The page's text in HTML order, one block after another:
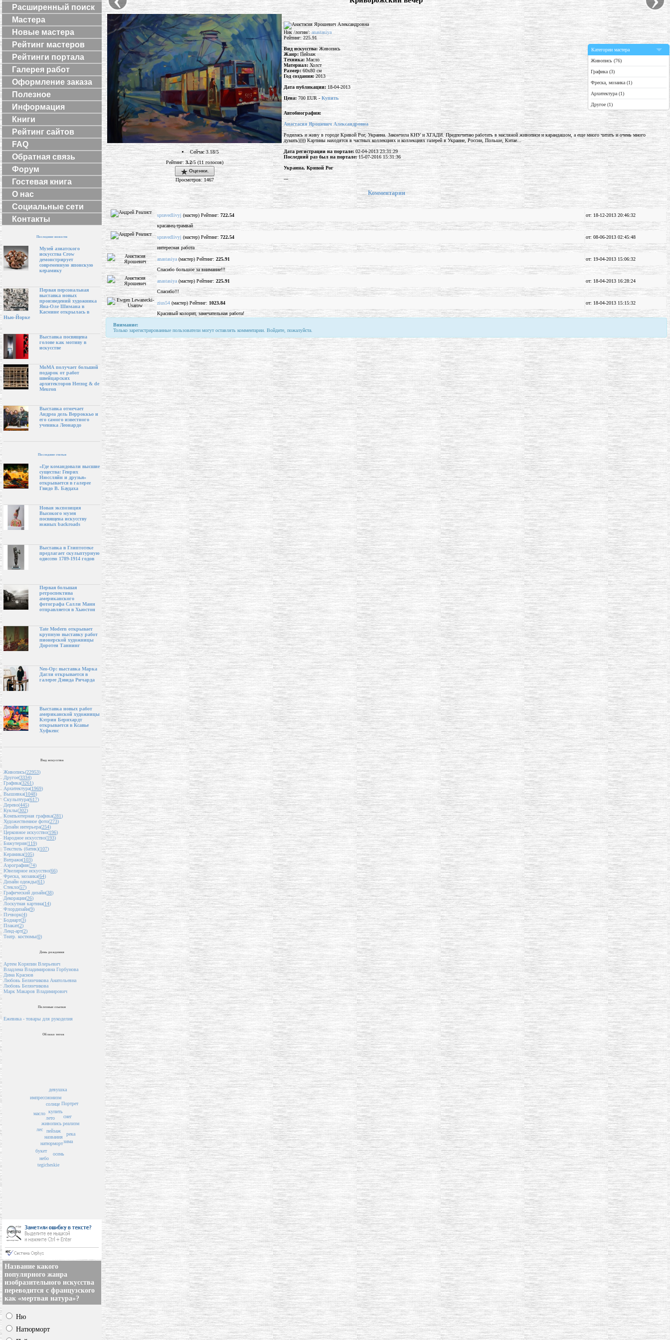
Расширенный поиск
Мастера
Новые мастера
Рейтинг мастеров
Рейтинги портала
Галерея работ
Оформление заказа
Полезное
Информация
Книги
Рейтинг сайтов
FAQ
Обратная связь
Форум
Гостевая книга
О нас
Социальные сети
Контакты
Последние новости
Музей азиатского
искусства Crow
демонстрирует
современную японскую
керамику
Первая персональная
выставка новых
произведений художника
Яна-Оле Шимана в
Касмине открылась в
Нью-Йорке
Выставка посвящена
голове как мотиву в
искусстве
МоМА получает большой
подарок от работ
швейцарских
архитекторов Herzog & de
Meuron
Выставка отмечает
Андреа дель Верроккьо и
его самого известного
ученика Леонардо
Последние статьи
«Где командовали высшие
существа: Генрих
Нюссляйн и друзья»
открывается в галерее
Гвидо В. Баудаха
Новая экспозиция
Высокого музея
посвящена искусству
южных backroads
Выставка в Глиптотеке
предлагает скульптурную
одиссею 1789-1914 годов
Первая большая
ретроспектива
американского
фотографа Салли Манн
отправляется в Хьюстон
Tate Modern открывает
крупную выставку работ
пионерской художницы
Доротеи Таннинг
Neo-Op: выставка Марка
Дагли открывается в
галерее Дэвида Ричарда
Выставка новых работ
американской художницы
Кэтрин Бернхардт
открывается в Ксавье
Хуфкенс
Вид искусства
Живопись(22953)
Другое(3334)
Графика(3261)
Архитектура(1969)
Вышивка(1048)
Скульптура(617)
Дерево(445)
Куклы(302)
Компьютерная графика(281)
Художественное фото(273)
Дизайн интерьера(254)
Церковное искусство(196)
Народное искусство(193)
Бижутерия(119)
Текстиль (батик)(107)
Керамика(105)
Витражи(103)
Аэрография(74)
Ювелирное искусство(66)
Фреска, мозаика(64)
Дизайн одежды(61)
Стекло(57)
Графический дизайн(38)
Декорации(26)
Лоскутная картина(14)
Флордизайн(9)
Пэчворк(4)
Бодиарт(3)
Плакат(2)
Ленд-арт(2)
Театр. костюмы(0)
День рождения
Артем Коряпин Влерьевич
Владлена Владимировна Горбунова
Дима Краснов
Любовь Белянчикова Анатольевна
Любовь Белянчикова
Марк Макаров Владимирович
Полезные ссылки
Ежевика - товары для рукоделия
Облако тегов
пейзаж
названия
живопись
лето
натюрморт
купить
солнце
лес
зима
осень
букет
масло
река
снег
tegicheskie
реализм
небо
импрессионизм
Портрет
девушка
Название какого
популярного жанра
изобразительного искусства
переводится с французского
как «мертвая натура»?
Ню
Натюрморт
Сейчас 3.18/5
Рейтинг: 3.2/5 (11 голосов)
Оценки.
Просмотров: 1467
Ник /логин/:anastasiya
Рейтинг: 225.91
Вид искусства: Живопись
Жанр: Пейзаж
Техника:Масло
Материал:Холст
Размер:60x80 см
Год создания:2013
Дата публикации: 18-04-2013
Цена:700 EUR -Купить
Категории мастера
Живопись (76)
Графика (3)
Фреска, мозаика (1)
Архитектура (1)
Другое (1)
Автобиография:
Анастасия Ярошевич Александровна
Родилась и живу в городе Кривой Рог, Украина. Закончила КНУ и ХГАДИ. Предпочитаю работать в масляной живописи и карандашом, а еще много читать и очень много
думать))))) Картины находятся в частных коллекциях и коллекциях галерей в Украине, России, Польше, Китае...
Дата регистрации на портале:02-04-2013 23:31:29
Последний раз был на портале:15-07-2016 15:31:36
Украина, Кривой Рог
---
Комментарии
spravedlivyj (мастер) Рейтинг: 722.54
от: 18-12-2013 20:46:32
красавец-трамвай
spravedlivyj (мастер) Рейтинг: 722.54
от: 08-06-2013 02:45:48
интересная работа
anastasiya (мастер) Рейтинг: 225.91
от: 19-04-2013 15:06:32
Спасибо большое за внимание!!!
anastasiya (мастер) Рейтинг: 225.91
от: 18-04-2013 16:28:24
Спасибо!!!
zius54 (мастер) Рейтинг: 1023.84
от: 18-04-2013 15:15:32
Красивый колорит, замечательная работа!
Внимание:
Только зарегистрированные пользователи могут оставлять комментарии. Войдите, пожалуйста.